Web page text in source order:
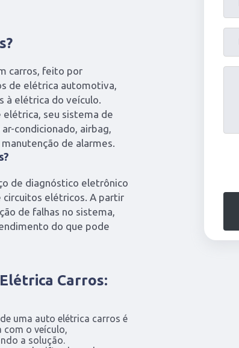
carros, feito por
de elétrica automotiva,
à elétrica do veículo.
seu sistema de
condicionado, airbag,
de alarmes.
de diagnóstico eletrônico
circuitos elétricos. A partir
de falhas no sistema,
do que pode
Carros:
uma auto elétrica carros é
com o veículo,
a solução.